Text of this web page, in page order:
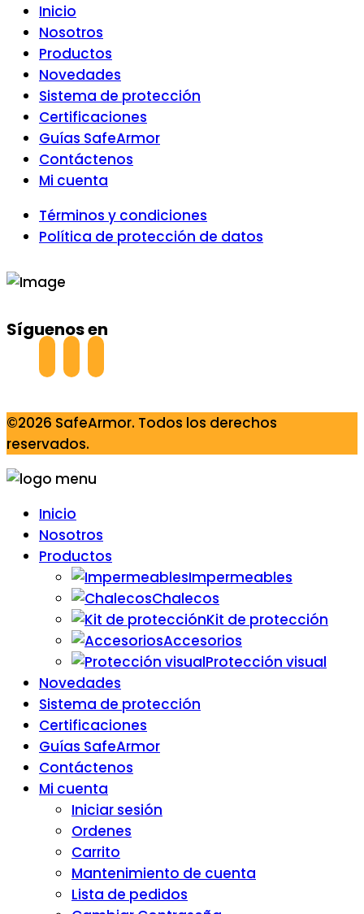
Inicio
Nosotros
Productos
Novedades
Sistema de protección
Certificaciones
Guías SafeArmor
Contáctenos
Mi cuenta
Términos y condiciones
Política de protección de datos
Síguenos en
©2026 SafeArmor. Todos los derechos
reservados.
Inicio
Nosotros
Productos
Impermeables
Chalecos
Kit de protección
Accesorios
Protección visual
Novedades
Sistema de protección
Certificaciones
Guías SafeArmor
Contáctenos
Mi cuenta
Iniciar sesión
Ordenes
Carrito
Mantenimiento de cuenta
Lista de pedidos